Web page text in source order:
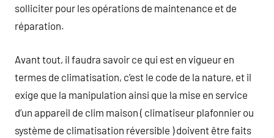
solliciter pour les opérations de maintenance et de
réparation.
Avant tout, il faudra savoir ce qui est en vigueur en
termes de climatisation, c’est le code de la nature, et il
exige que la manipulation ainsi que la mise en service
d’un appareil de clim maison ( climatiseur plafonnier ou
système de climatisation réversible ) doivent être faits